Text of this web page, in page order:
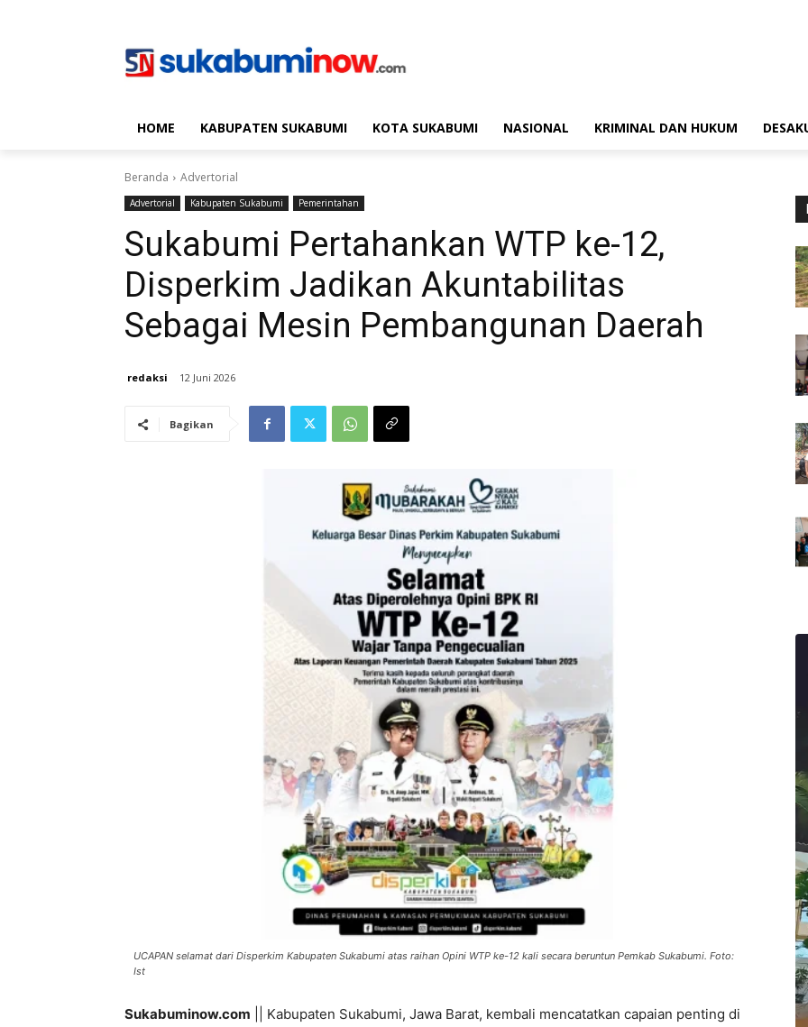
HOME KABUPATEN SUKABUMI KOTA SUKABUMI NASIONAL KRIMINAL DAN HUKUM
Beranda Advertorial
Advertorial Kabupaten Sukabumi Pemerintahan
Sukabumi Pertahankan WTP ke-12,
Disperkim Jadikan Akuntabilitas
Sebagai Mesin Pembangunan Daerah
redaksi 12 Juni 2026
Bagikan
UCAPAN selamat dari Disperkim Kabupaten Sukabumi atas raihan Opini WTP ke-12 kali secara beruntun Pemkab Sukabumi. Foto:
Ist
Sukabuminow.com || Kabupaten Sukabumi, Jawa Barat, kembali mencatatkan capaian penting di